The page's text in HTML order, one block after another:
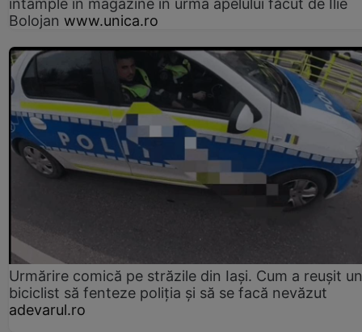
Bolojan www.unica.ro
Urmărire comică pe străzile din Iași. Cum a reușit un
biciclist să fenteze poliția și să se facă nevăzut
adevarul.ro